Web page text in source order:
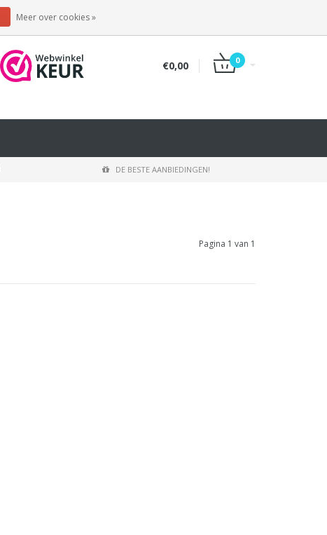
€0,00 0
DE BESTE AANBIEDINGEN!
Pagina 1 van 1
Meer over cookies »